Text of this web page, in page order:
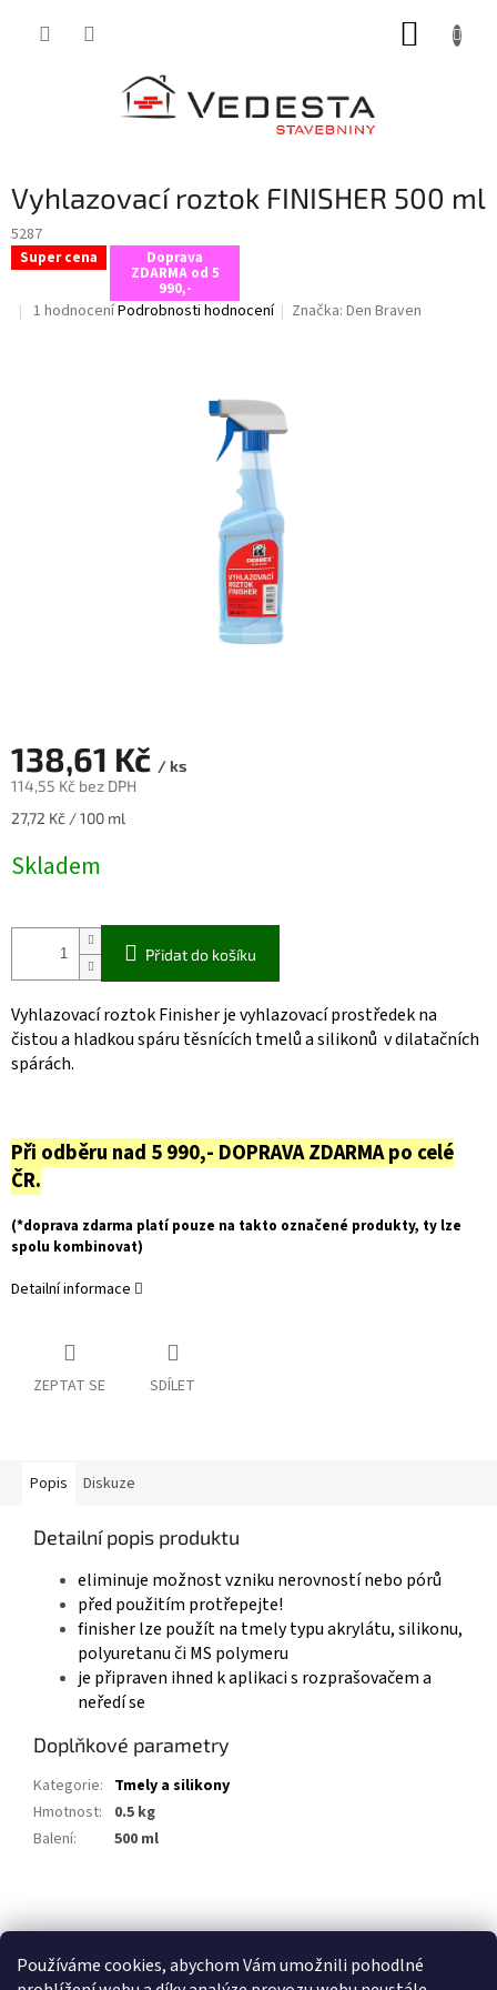
Používáme cookies, abychom Vám umožnili pohodlné
Vyhlazovací roztok FINISHER 500 ml
5287
Super cena Doprava
ZDARMA od 5
990,-
Průměrné
1 hodnoceníPodrobnosti hodnocení Značka:Den Braven
138,61 Kč / ks
114,55 Kč bez DPH
Měrná
27,72 Kč / 100 ml
Skladem
Přidat do košíku
Vyhlazovací roztok Finisher je vyhlazovací prostředek na
čistou a hladkou spáru těsnících tmelů a silikonů v dilatačních
spárách.
Při odběru nad 5 990,- DOPRAVA ZDARMA po celé
ČR.
(*doprava zdarma platí pouze na takto označené produkty, ty lze
spolu kombinovat)
Detailní informace
ZEPTAT SE SDÍLET
Popis Diskuze
Detailní popis produktu
eliminuje možnost vzniku nerovností nebo pórů
před použitím protřepejte!
finisher lze použít na tmely typu akrylátu, silikonu,
polyuretanu či MS polymeru
je připraven ihned k aplikaci s rozprašovačem a
neředí se
Doplňkové parametry
Kategorie: Tmely a silikony
Hmotnost:
0.5 kg
Balení: 500 ml
á